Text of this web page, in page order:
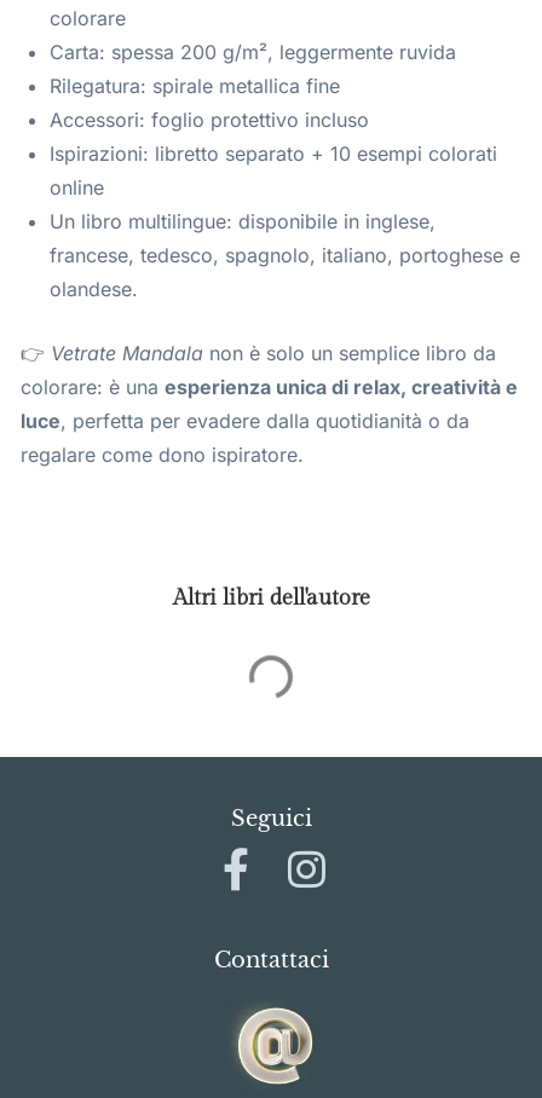
colorare
Carta: spessa 200 g/m², leggermente ruvida
Rilegatura: spirale metallica fine
Accessori: foglio protettivo incluso
Ispirazioni: libretto separato + 10 esempi colorati
online
Un libro multilingue: disponibile in inglese,
francese, tedesco, spagnolo, italiano, portoghese e
olandese.
👉 Vetrate Mandala non è solo un semplice libro da
colorare: è una esperienza unica di relax, creatività e
luce, perfetta per evadere dalla quotidianità o da
regalare come dono ispiratore.
Altri libri dell'autore
Seguici
Contattaci